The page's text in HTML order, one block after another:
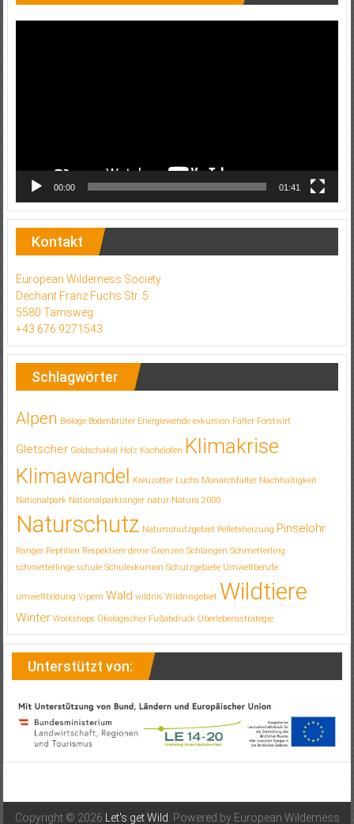
00:00 01:41
Kontakt
European Wilderness Society
Dechant Franz Fuchs Str. 5
5580 Tamsweg
+43 676 9271543
Schlagwörter
Alpen Biologe Bodenbrüter Energiewende exkursion Falter Forstwirt
Gletscher Goldschakal Holz Kachelofen Klimakrise
Klimawandel Kreuzotter Luchs Monarchfalter Nachhaltigkeit
Nationalpark Nationalparkranger natur Natura 2000
Naturschutz Naturschutzgebiet Pelletsheizung Pinselohr
Ranger Reptilien Respektiere deine Grenzen Schlangen Schmetterling
schmetterlinge schule Schulexkursion Schutzgebiete Umweltberufe
umweltbildung Vipern Wald wildnis Wildnisgebiet Wildtiere
Winter Workshops Ökologischer Fußabdruck Überlebensstrategie
Unterstützt von:
Copyright © 2026 Let's get Wild . Powered by European Wilderness